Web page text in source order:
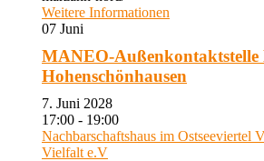
Weitere Informationen
07 Juni
MANEO-Außenkontaktstelle
Hohenschönhausen
7. Juni 2028
17:00 - 19:00
Nachbarschaftshaus im Ostseeviertel
Vielfalt e.V